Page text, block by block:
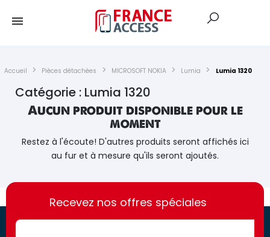
Accueil Pièces détachées MICROSOFT NOKIA Lumia Lumia 1320
Catégorie : Lumia 1320
Aucun produit disponible pour le
moment
Restez à l'écoute! D'autres produits seront affichés ici
au fur et à mesure qu'ils seront ajoutés.
https://france-
access.fr
https://france-
access.fr
Recevez nos offres spéciales